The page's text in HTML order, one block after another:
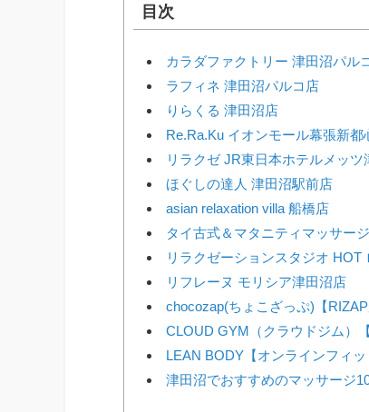
目次
カラダファクトリー 津田沼パル
ラフィネ 津田沼パルコ店
りらくる 津田沼店
Re.Ra.Ku イオンモール幕張新都
リラクゼ JR東日本ホテルメッツ
ほぐしの達人 津田沼駅前店
asian relaxation villa 船橋店
タイ古式＆マタニティマッサー
リラクゼーションスタジオ HOT
リフレーヌ モリシア津田沼店
chocozap(ちょこざっぷ)【
CLOUD GYM（クラウドジム）
LEAN BODY【オンラインフィッ
津田沼でおすすめのマッサージ